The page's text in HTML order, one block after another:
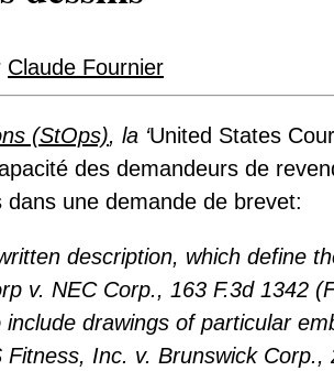
Claude Fournier
(StOps), la ‘United States
des demandeurs de
une demande de brevet:
description, which define
v. NEC Corp., 163 F.3d 1342
drawings of particular
Inc. v. Brunswick Corp.,